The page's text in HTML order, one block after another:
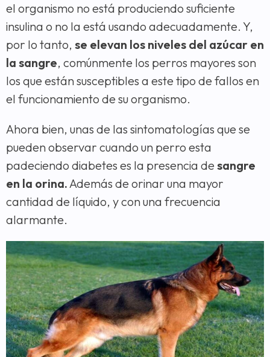
el organismo no está produciendo suficiente
insulina o no la está usando adecuadamente. Y,
por lo tanto, se elevan los niveles del azúcar en
la sangre, comúnmente los perros mayores son
los que están susceptibles a este tipo de fallos en
el funcionamiento de su organismo.
Ahora bien, unas de las sintomatologías que se
pueden observar cuando un perro esta
padeciendo diabetes es la presencia de sangre
en la orina.Además de orinar una mayor
cantidad de líquido, y con una frecuencia
alarmante.